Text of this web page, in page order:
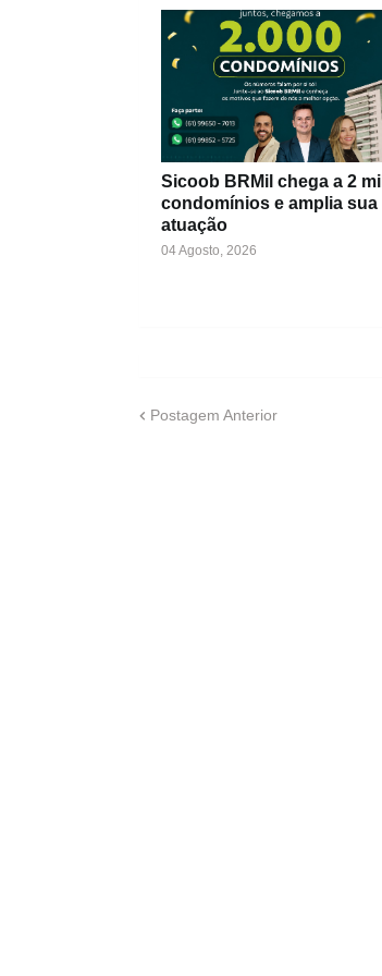
Sicoob BRMil chega a 2 mil
condomínios e amplia sua
atuação
04 Agosto, 2026
Postagem Anterior